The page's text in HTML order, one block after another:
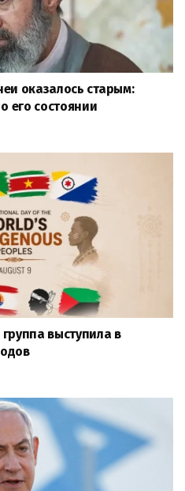
оказалось старым:
его состоянии
выступила в